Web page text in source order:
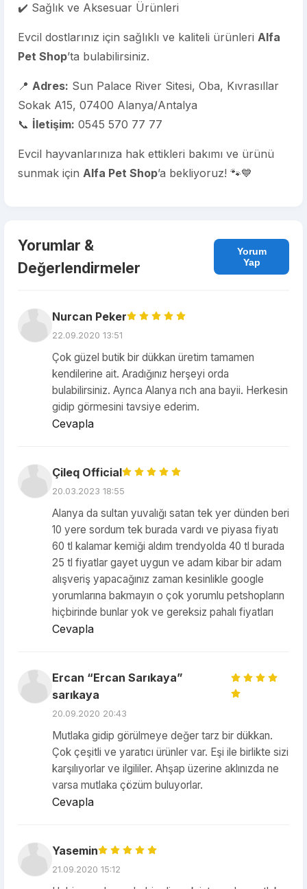
✔️ Sağlık ve Aksesuar Ürünleri
Evcil dostlarınız için sağlıklı ve kaliteli ürünleri Alfa
Pet Shop’ta bulabilirsiniz.
📍 Adres: Sun Palace River Sitesi, Oba, Kıvrasıllar
Sokak A15, 07400 Alanya/Antalya
📞 İletişim: 0545 570 77 77
Evcil hayvanlarınıza hak ettikleri bakımı ve ürünü
sunmak için Alfa Pet Shop’a bekliyoruz! 🐾💙
Yorumlar &
Değerlendirmeler
Yorum
Yap
Nurcan Peker
22.09.2020 13:51
Çok güzel butik bir dükkan üretim tamamen
kendilerine ait. Aradığınız herşeyi orda
bulabilirsiniz. Ayrıca Alanya rıch ana bayii. Herkesin
gidip görmesini tavsiye ederim.
Cevapla
Çileq Official
20.03.2023 18:55
Alanya da sultan yuvalığı satan tek yer dünden beri
10 yere sordum tek burada vardı ve piyasa fiyatı
60 tl kalamar kemiği aldım trendyolda 40 tl burada
25 tl fiyatlar gayet uygun ve adam kibar bir adam
alışveriş yapacağınız zaman kesinlikle google
yorumlarına bakmayın o çok yorumlu petshopların
hiçbirinde bunlar yok ve gereksiz pahalı fiyatları
Cevapla
Ercan “Ercan Sarıkaya”
sarıkaya
20.09.2020 20:43
Mutlaka gidip görülmeye değer tarz bir dükkan.
Çok çeşitli ve yaratıcı ürünler var. Eşi ile birlikte sizi
karşılıyorlar ve ilgililer. Ahşap üzerine aklınızda ne
varsa mutlaka çözüm buluyorlar.
Cevapla
Yasemin
21.09.2020 15:12